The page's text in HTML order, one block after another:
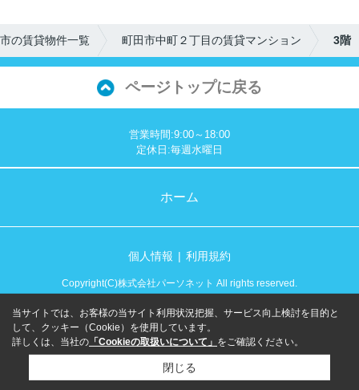
の賃貸物件一覧 町田市中町２丁目の賃貸マンション 3階
ページトップに戻る
営業時間:9:00～18:00
定休日:毎週水曜日
ホーム
個人情報 利用規約
Copyright(C)株式会社パーソネット All rights reserved.
当サイトでは、お客様の当サイト利用状況把握、サービス向上検討を目的と
して、クッキー（Cookie）を使用しています。
詳しくは、当社の 「Cookieの取扱いについて」 をご確認ください。
閉じる